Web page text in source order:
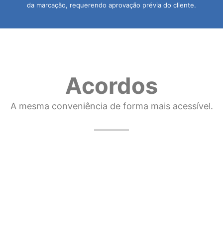
da marcação, requerendo aprovação prévia do cliente.
Acordos
A mesma conveniência de forma mais acessível.